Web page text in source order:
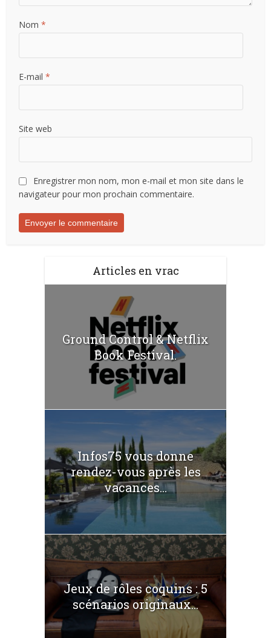
Nom*
E-mail*
Site web
Enregistrer mon nom, mon e-mail et mon site dans le
navigateur pour mon prochain commentaire.
Articles en vrac
Ground Control & Netflix
Book Festival.
Infos75 vous donne
rendez-vous après les
vacances...
Jeux de rôles coquins : 5
scénarios originaux...